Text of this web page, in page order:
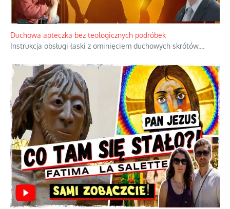
Duchowa apteczka bez teologicznych podróbek
Instrukcja obsługi łaski z ominięciem duchowych skrótów.